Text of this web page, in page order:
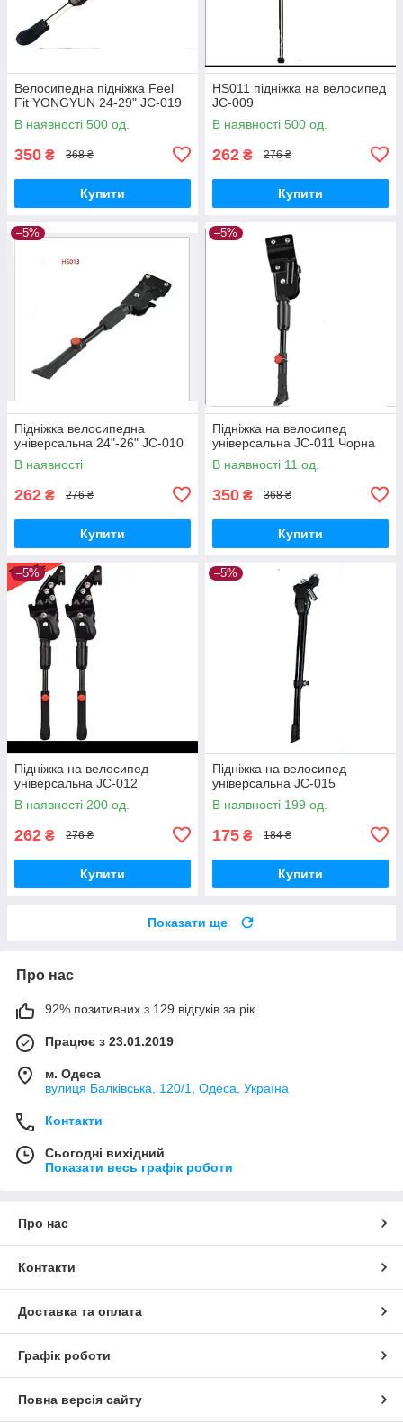
Велосипедна підніжка Feel
Fit YONGYUN 24-29" JC-019
В наявності 500 од.
350 ₴ 368 ₴
Купити
HS011 підніжка на велосипед
JC-009
В наявності 500 од.
262 ₴ 276 ₴
Купити
–5%
Підніжка велосипедна
універсальна 24"-26" JC-010
В наявності
262 ₴ 276 ₴
Купити
–5%
Підніжка на велосипед
універсальна JC-011 Чорна
В наявності 11 од.
350 ₴ 368 ₴
Купити
–5%
Підніжка на велосипед
універсальна JC-012
В наявності 200 од.
262 ₴ 276 ₴
Купити
–5%
Підніжка на велосипед
універсальна JC-015
В наявності 199 од.
175 ₴ 184 ₴
Купити
Показати ще
Про нас
92% позитивних з 129 відгуків за рік
Працює з 23.01.2019
м. Одеса
вулиця Балківська, 120/1, Одеса, Україна
Контакти
Сьогодні вихідний
Показати весь графік роботи
Про нас
Контакти
Доставка та оплата
Графік роботи
Повна версія сайту